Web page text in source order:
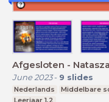
Afgesloten -
June 2023- 9 slides
Nederlands Middelbare